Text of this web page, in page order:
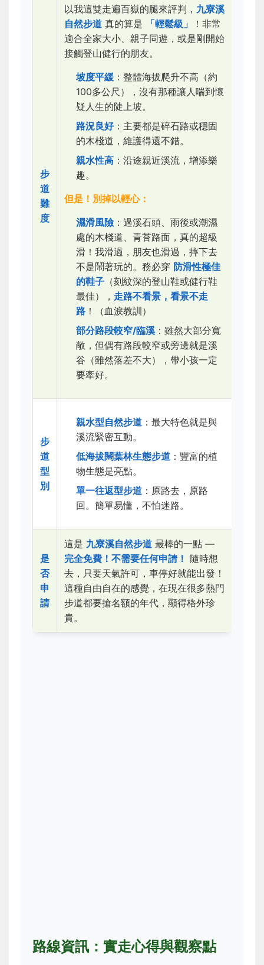
步
道
難
度
以我這雙走遍百嶽的腿來評判， 九寮溪
自然步道 真的算是 「輕鬆級」
！非常
適合全家大小、親子同遊，或是剛開始
接觸登山健行的朋友。
坡度平緩 ：整體海拔爬升不高（約
100多公尺），沒有那種讓人喘到懷
疑人生的陡上坡。
路況良好：主要都是碎石路或穩固
的木棧道，維護得還不錯。
親水性高 ：沿途親近溪流，增添樂
趣。
但是！別掉以輕心：
濕滑風險 ：過溪石頭、雨後或潮濕
處的木棧道、青苔路面，真的超級
滑！我滑過，朋友也滑過，摔下去
不是鬧著玩的。務必穿 防滑性極佳
的鞋子 （刻紋深的登山鞋或健行鞋
最佳）， 走路不看景，看景不走
路 ！（血淚教訓）
部分路段較窄/臨溪 ：雖然大部分寬
敞，但偶有路段較窄或旁邊就是溪
谷（雖然落差不大），帶小孩一定
要牽好。
步
道
型
別
親水型自然步道 ：最大特色就是與
溪流緊密互動。
低海拔闊葉林生態步道 ：豐富的植
物生態是亮點。
單一往返型步道 ：原路去，原路
回。簡單易懂，不怕迷路。
是
否
申
請
這是 九寮溪自然步道 最棒的一點 —
完全免費！不需要任何申請！ 隨時想
去，只要天氣許可，車停好就能出發！
這種自由自在的感覺，在現在很多熱門
步道都要搶名額的年代，顯得格外珍
貴。
路線資訊：實走心得與觀察點